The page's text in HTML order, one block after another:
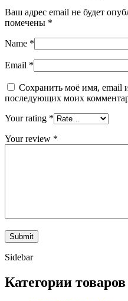
Ваш адрес email не будет
помечены *
Name *
Email *
Сохранить моё имя, email
последующих моих
Your rating *
Your review *
Sidebar
Категории товаров